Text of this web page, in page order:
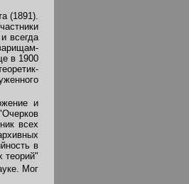
(1891).
всегда
в 1900
и
всех
в
теорий"
Мог